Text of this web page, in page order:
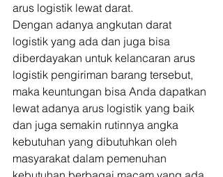
arus logistik lewat darat.
Dengan adanya angkutan darat
logistik yang ada dan juga bisa
diberdayakan untuk kelancaran arus
logistik pengiriman barang tersebut,
maka keuntungan bisa Anda dapatkan
lewat adanya arus logistik yang baik
dan juga semakin rutinnya angka
kebutuhan yang dibutuhkan oleh
masyarakat dalam pemenuhan